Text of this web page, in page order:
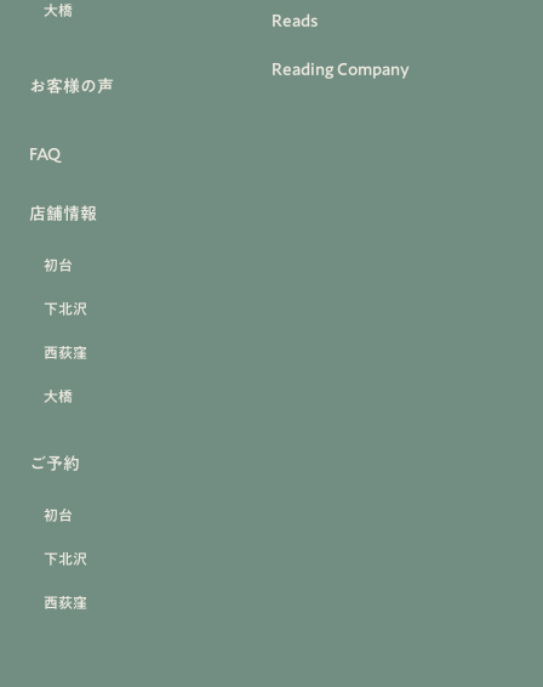
大橋
お客様の声
FAQ
店舗情報
初台
下北沢
西荻窪
大橋
ご予約
初台
下北沢
西荻窪
Reads
Reading Company